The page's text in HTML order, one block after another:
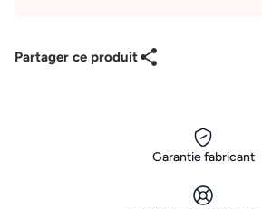
Partager ce produit
Garantie fabricant